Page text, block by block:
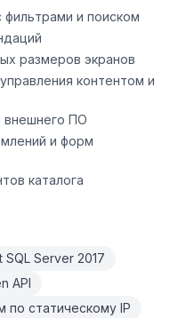
фильтрами и поиском
размеров экранов
контентом и
внешнего ПО
и форм
каталога
SQL Server 2017
API
статическому IP